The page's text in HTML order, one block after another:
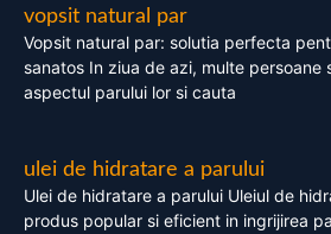
vopsit natural par
Vopsit natural par: solutia perfecta
sanatos In ziua de azi, multe
aspectul parului lor si cauta
ulei de hidratare a parului
Ulei de hidratare a parului Uleiul de
produs popular si eficient in ingrijirea